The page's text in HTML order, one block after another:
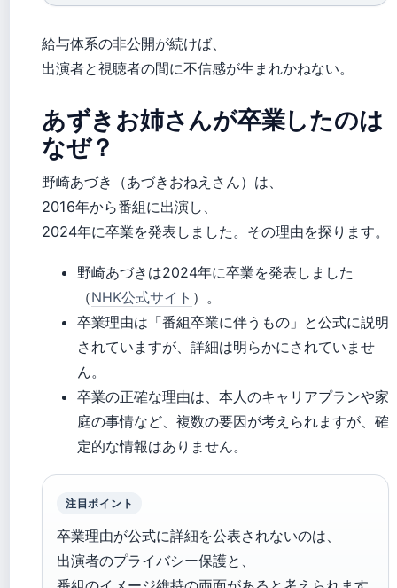
給与体系の非公開が続けば、
出演者と視聴者の間に不信感が生まれかねない。
あずきお姉さんが卒業したのは
なぜ？
野崎あづき（あづきおねえさん）は、
2016年から番組に出演し、
2024年に卒業を発表しました。その理由を探ります。
野崎あづきは2024年に卒業を発表しました
（NHK公式サイト ）。
卒業理由は「番組卒業に伴うもの」と公式に説明
されていますが、詳細は明らかにされていませ
ん。
卒業の正確な理由は、本人のキャリアプランや家
庭の事情など、複数の要因が考えられますが、確
定的な情報はありません。
注目ポイント
卒業理由が公式に詳細を公表されないのは、
出演者のプライバシー保護と、